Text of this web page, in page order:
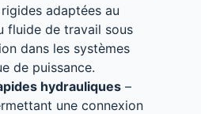
adaptées au
fluide de travail sous
dans les systèmes
de puissance.
hydrauliques –
une connexion